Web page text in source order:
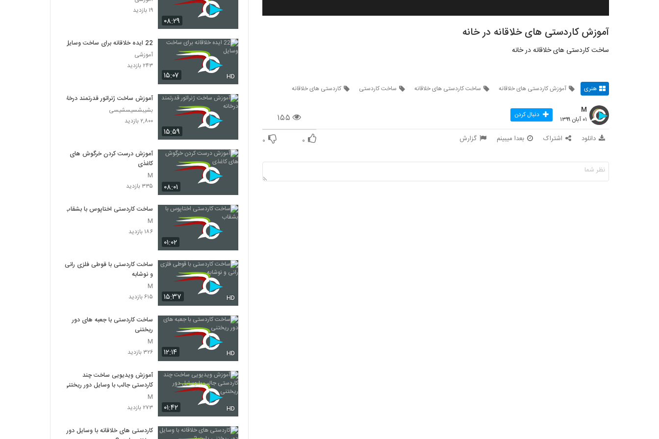
آموزش کاردستی های خلاقانه در خانه
ساخت کاردستی های خلاقانه در خانه
هنری آموزش کاردستی های خلاقانه ساخت کاردستی های خلاقانه ساخت کاردستی کاردستی های خلاقانه
۱۵۵
M
۰۱ آبان ۱۳۹۹ دنبال کردن
دانلود اشتراک بعدا میبینم گزارش ۰ ۰
۰۸:۲۹
۱۹ بازدید
۱۵:۰۷ HD
22 ایده خلاقانه برای ساخت وسایل
آموزشی
۲۴۳ بازدید
۱۵:۵۹
آموزش ساخت ژنراتور قدرتمند درخانه
بشیبشسیسشیسی
۲,۸۰۰ بازدید
۰۸:۰۱
آموزش درست کردن خرگوش های
کاغذی
M
۳۳۵ بازدید
۰۱:۰۲
ساخت کاردستی اختاپوس با بشقاب
M
۱۸۶ بازدید
۱۵:۳۷ HD
ساخت کاردستی با قوطی فلزی رانی
و نوشابه
M
۶۱۵ بازدید
۱۲:۱۴ HD
ساخت کاردستی با جعبه های دور
ریختنی
M
۳۲۶ بازدید
۰۱:۴۲ HD
آموزش ویدیویی ساخت چند
کاردستی جالب با وسایل دور ریختنی
M
۲۷۳ بازدید
کاردستی های خلاقانه با وسایل دور